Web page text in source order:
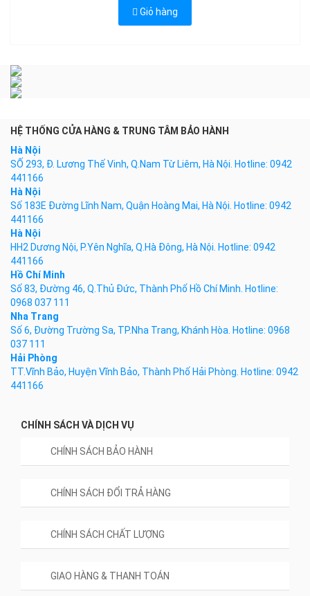
Giỏ hàng
HỆ THỐNG CỬA HÀNG & TRUNG TÂM BẢO HÀNH
Hà Nội
SỐ 293, Đ. Lương Thế Vinh, Q.Nam Từ Liêm, Hà Nội. Hotline: 0942
441166
Hà Nội
Số 183E Đường Lĩnh Nam, Quận Hoàng Mai, Hà Nội. Hotline: 0942
441166
Hà Nội
HH2 Dương Nội, P.Yên Nghĩa, Q.Hà Đông, Hà Nội. Hotline: 0942
441166
Hồ Chí Minh
Số 83, Đường 46, Q.Thủ Đức, Thành Phố Hồ Chí Minh. Hotline:
0968 037 111
Nha Trang
Số 6, Đường Trường Sa, TP.Nha Trang, Khánh Hòa. Hotline: 0968
037 111
Hải Phòng
TT.Vĩnh Bảo, Huyện Vĩnh Bảo, Thành Phố Hải Phòng. Hotline: 0942
441166
CHÍNH SÁCH VÀ DỊCH VỤ
CHÍNH SÁCH BẢO HÀNH
CHÍNH SÁCH ĐỔI TRẢ HÀNG
CHÍNH SÁCH CHẤT LƯỢNG
GIAO HÀNG & THANH TOÁN